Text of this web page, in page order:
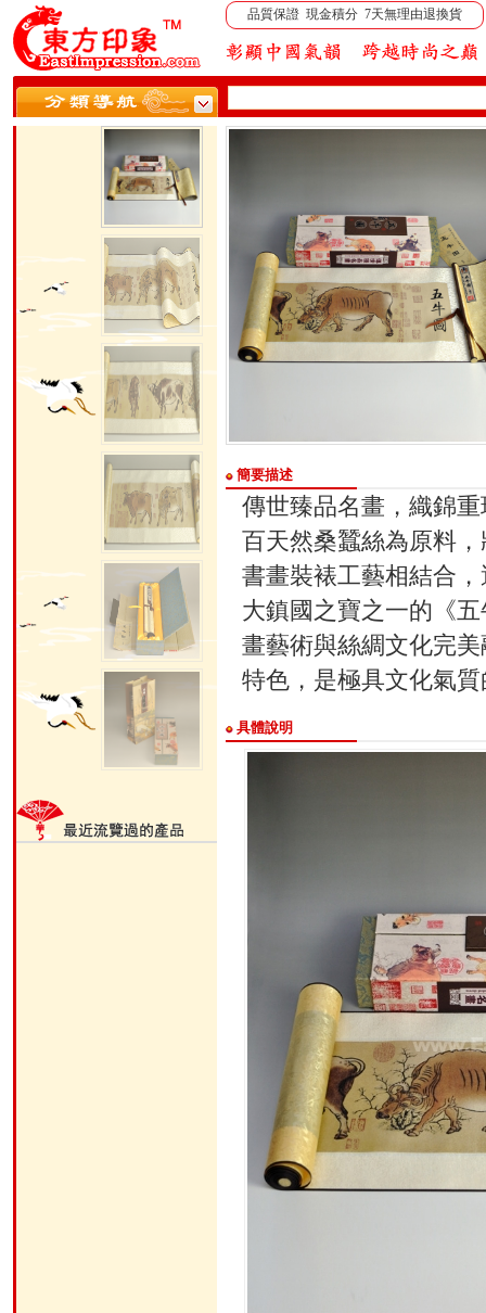
品質保證 現金積分 7天無理由退換貨
簡要描述
傳世臻品名畫，織錦
百天然桑蠶絲為原料
書畫裝裱工藝相結合
大鎮國之寶之一的《
畫藝術與絲綢文化完
特色，是極具文化氣
具體說明